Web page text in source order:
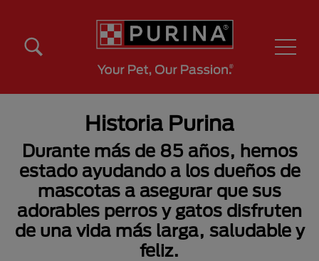
Historia Purina
Durante más de 85 años, hemos
estado ayudando a los dueños de
mascotas a asegurar que sus
adorables perros y gatos disfruten
de una vida más larga, saludable y
feliz.